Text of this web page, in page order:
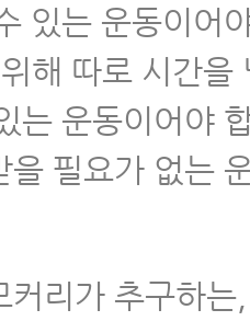
있는 운동이어
해 따로 시간을
는 운동이어야
을 필요가 없는
커리가 추구하는